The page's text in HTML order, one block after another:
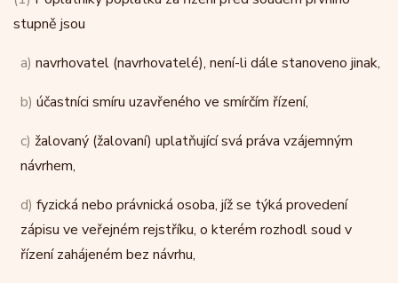
stupně jsou
a) navrhovatel (navrhovatelé), není-li dále stanoveno jinak,
b) účastníci smíru uzavřeného ve smírčím řízení,
c) žalovaný (žalovaní) uplatňující svá práva vzájemným
návrhem,
d) fyzická nebo právnická osoba, jíž se týká provedení
zápisu ve veřejném rejstříku, o kterém rozhodl soud v
řízení zahájeném bez návrhu,